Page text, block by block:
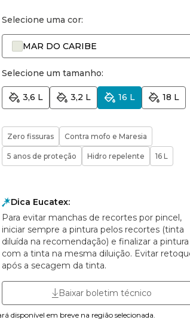
Selecione uma cor:
MAR DO CARIBE
Selecione um tamanho:
3,6 L 3,2 L 16 L 18 L
Zero fissuras Contra mofo e Maresia
5 anos de proteção Hidro repelente 16 L
Dica Eucatex:
Para evitar manchas de recortes por pincel,
iniciar sempre a pintura pelos recortes (tinta
diluída na recomendação) e finalizar a pintura
com a tinta na mesma diluição. Evitar
após a secagem da tinta.
Baixar boletim técnico
disponível em breve na região selecionada.